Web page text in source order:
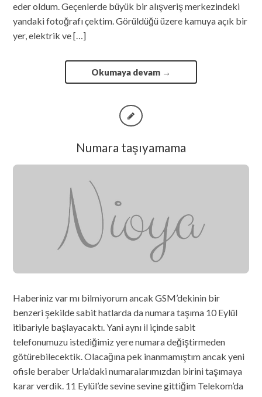
eder oldum. Geçenlerde büyük bir alışveriş merkezindeki
yandaki fotoğrafı çektim. Görüldüğü üzere kamuya açık bir
yer, elektrik ve […]
Okumaya devam →
Numara taşıyamama
Haberiniz var mı bilmiyorum ancak GSM’dekinin bir
benzeri şekilde sabit hatlarda da numara taşıma 10 Eylül
itibariyle başlayacaktı. Yani aynı il içinde sabit
telefonumuzu istediğimiz yere numara değiştirmeden
götürebilecektik. Olacağına pek inanmamıştım ancak yeni
ofisle beraber Urla’daki numaralarımızdan birini taşımaya
karar verdik. 11 Eylül’de sevine sevine gittiğim Telekom’da